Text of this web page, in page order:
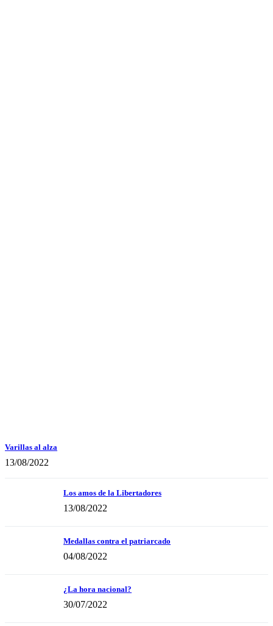
Varillas al alza
13/08/2022
Los amos de la Libertadores
13/08/2022
Medallas contra el patriarcado
04/08/2022
¿La hora nacional?
30/07/2022